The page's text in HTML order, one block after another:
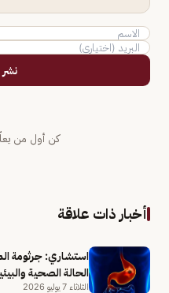
نشر
كن أول من
أخبار ذات علاقة
استشاري: جرثومة
الحالة الصحية
الثلاثاء 7 يوليو 2026